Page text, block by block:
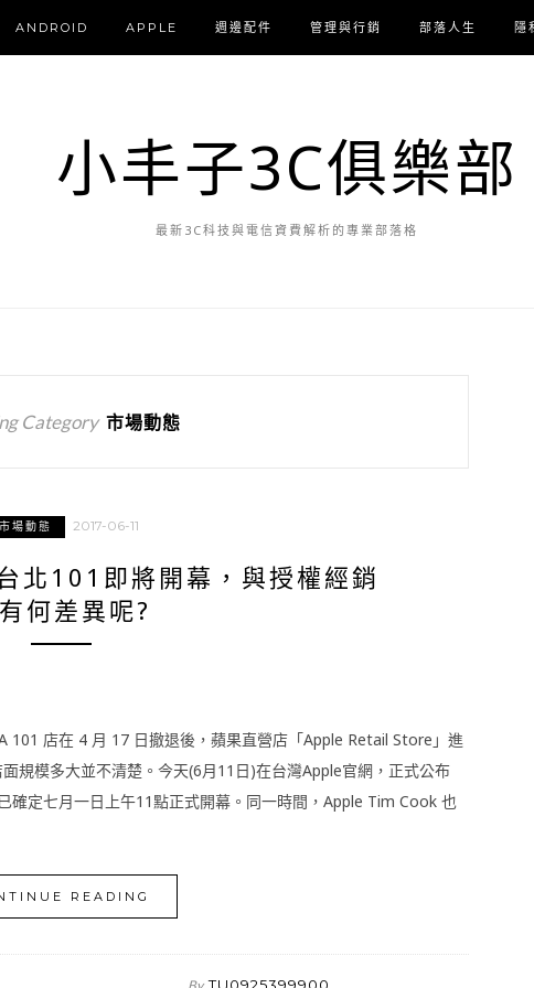
ANDROID APPLE 週邊配件 管理與行銷 部落人生 隱
小丰子3C俱樂部
最新3C科技與電信資費解析的專業部落格
Category 市場動態
市場動態 2017-06-11
北101即將開幕，與授權經銷
何差異呢?
101 店在 4 月 17 日撤退後，蘋果直營店「Apple Retail Store」進
規模多大並不清楚。今天(6月11日)在台灣Apple官網，正式公布
確定七月一日上午11點正式開幕。同一時間，Apple Tim Cook 也
READING